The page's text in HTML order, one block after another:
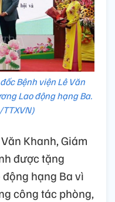
Bệnh viện Lê Văn
Lao động hạng Ba.
Khanh, Giám
được tặng
hạng Ba vì
công tác phòng,